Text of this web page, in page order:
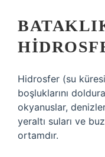
Hidrosfer (su
boşluklarını
okyanuslar,
yeraltı suları ve
ortamdır.